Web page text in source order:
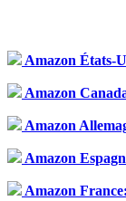
Amazon États-
Amazon
Amazon
Amazon
Amazon France: